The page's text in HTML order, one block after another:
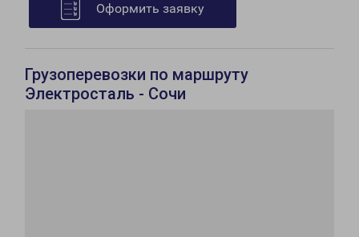
Оформить заявку
Грузоперевозки по маршруту
Электросталь - Сочи